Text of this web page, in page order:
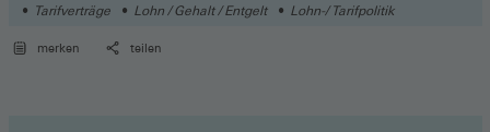
Tarifverträge Lohn / Gehalt / Entgelt Lohn-/ Tarifpolitik
merken teilen